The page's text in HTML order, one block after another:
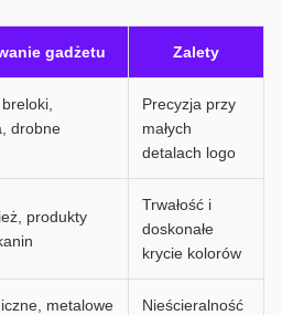
gadżetu Zalety
drobne
Precyzja przy
małych
detalach logo
produkty
Trwałość i
doskonałe
krycie kolorów
metalowe
Nieścieralność